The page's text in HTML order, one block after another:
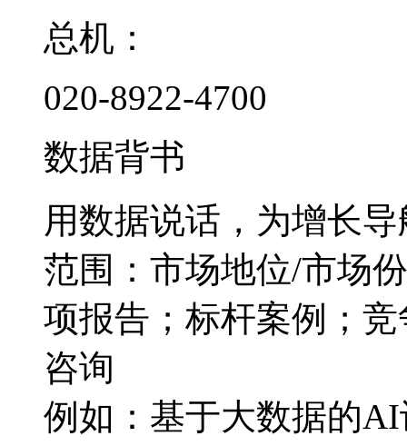
总机：
020-8922-4700
数据背书
用数据说话，为增长导
范围：市场地位/市场
项报告；标杆案例；
咨询
例如：基于大数据的